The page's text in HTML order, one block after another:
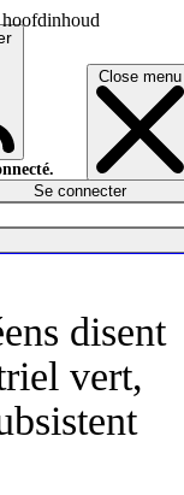
Close menu
Se connecter
disent
vert,